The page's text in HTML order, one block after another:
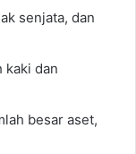
senjata, dan
kaki dan
besar aset,